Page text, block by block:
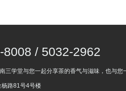
8008 / 5032-2962
三学堂与您一起分享茶的香气与滋味，也与
路81号4号楼